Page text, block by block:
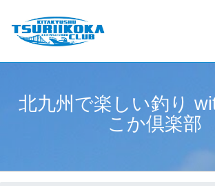
.
北九州 で楽 し い釣 り wi
こ か倶楽部
釣果